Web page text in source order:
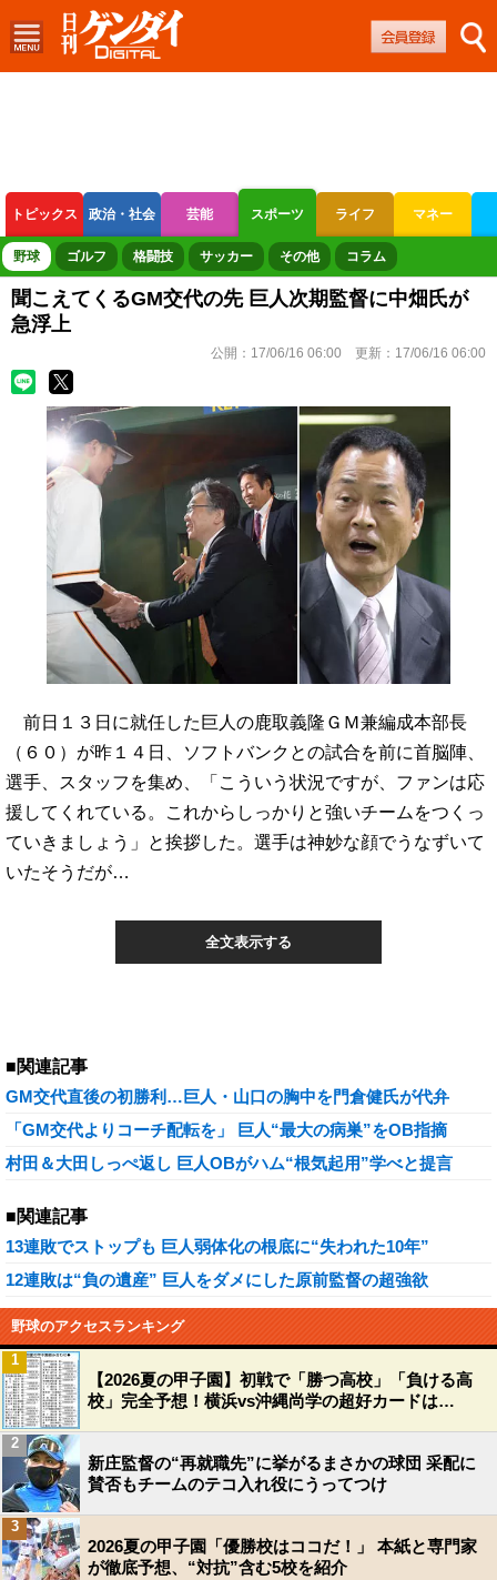
トピックス 政治・社会 芸能 スポーツ ライフ マネー
ボートレース 競輪 オートレース
野球 ゴルフ 格闘技 サッカー その他 コラム
聞こえてくるGM交代の先 巨人次期監督に中畑氏が
急浮上
公開： 17/06/16 06:00 更新： 17/06/16 06:00
前日１３日に就任した巨人の鹿取義隆ＧＭ兼編成本部長
（６０）が昨１４日、ソフトバンクとの試合を前に首脳陣、
選手、スタッフを集め、「こういう状況ですが、ファンは応
援してくれている。これからしっかりと強いチームをつくっ
ていきましょう」と挨拶した。選手は神妙な顔でうなずいて
いたそうだが…
全文表示する
■関連記事
GM交代直後の初勝利…巨人・山口の胸中を門倉健氏が代弁
「GM交代よりコーチ配転を」 巨人“最大の病巣”をOB指摘
村田＆大田しっぺ返し 巨人OBがハム“根気起用”学べと提言
■関連記事
13連敗でストップも 巨人弱体化の根底に“失われた10年”
12連敗は“負の遺産” 巨人をダメにした原前監督の超強欲
野球のアクセスランキング
【2026夏の甲子園】初戦で「勝つ高校」「負ける高
校」完全予想！横浜vs沖縄尚学の超好カードは…
1
新庄監督の“再就職先”に挙がるまさかの球団 采配に
賛否もチームのテコ入れ役にうってつけ
2
2026夏の甲子園「優勝校はココだ！」 本紙と専門家
が徹底予想、“対抗”含む5校を紹介
3